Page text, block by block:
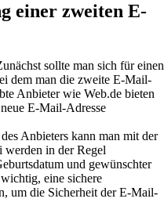
einer zweiten E-
sollte man sich für einen
dem man die zweite E-Mail-
Anbieter wie Web.de bieten
E-Mail-Adresse
Anbieters kann man mit der
werden in der Regel
und gewünschter
eine sichere
um die Sicherheit der E-Mail-